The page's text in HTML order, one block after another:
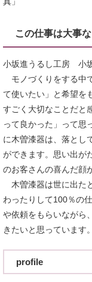
この仕事は大事
小坂進うるし工房 小
モノづくりをする中
て使いたい」と希望を
すごく大切なことだと
って良かった」って思
に木曽漆器は、落とし
ができます。思い出が
のお客さんの喜んだ顔
木曽漆器は世に出た
わったりして100％の
や依頼をもらいながら
きたいと思っています。
profile